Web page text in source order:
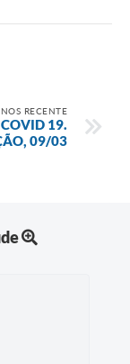
RECENTE
19.
09/03